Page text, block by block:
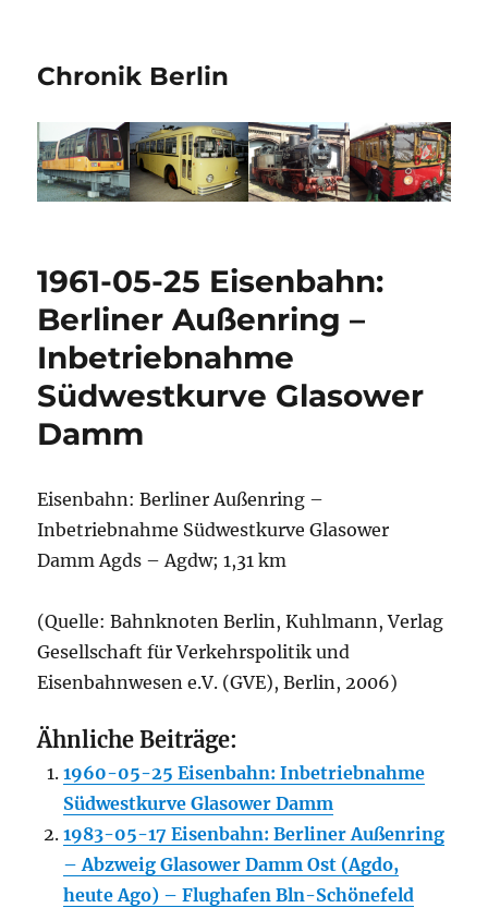
Chronik Berlin
1961-05-25 Eisenbahn:
Berliner Außenring –
Inbetriebnahme
Südwestkurve Glasower
Damm
Eisenbahn: Berliner Außenring –
Inbetriebnahme Südwestkurve Glasower
Damm Agds – Agdw; 1,31 km
(Quelle: Bahnknoten Berlin, Kuhlmann, Verlag
Gesellschaft für Verkehrspolitik und
Eisenbahnwesen e.V. (GVE), Berlin, 2006)
Ähnliche Beiträge:
1960-05-25 Eisenbahn: Inbetriebnahme
Südwestkurve Glasower Damm
1983-05-17 Eisenbahn: Berliner Außenring
– Abzweig Glasower Damm Ost (Agdo,
heute Ago) – Flughafen Bln-Schönefeld